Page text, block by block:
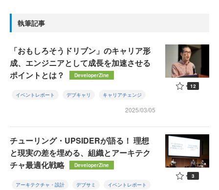
執筆記事
「おもしろそうドリブン」のキャリア形
成、エンジニアとして成長を加速させる
ポイントとは？
DeveloperZine
イベントレポート デブキャリ キャリアチェンジ
2025/03/05
12
チューリング・UPSIDERが語る！ 理想
と現実の差を埋める、組織とアーキテク
チャ最適化戦略
DeveloperZine
アーキテクチャ・設計 デブサミ イベントレポート
3